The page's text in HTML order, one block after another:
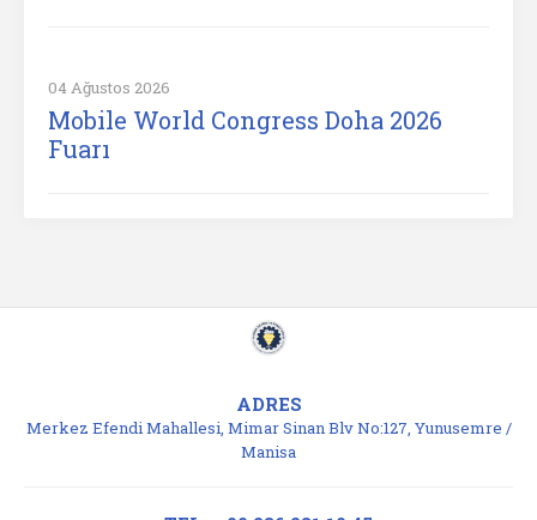
04 Ağustos 2026
Mobile World Congress Doha 2026
Fuarı
ADRES
Merkez Efendi Mahallesi, Mimar Sinan Blv No:127, Yunusemre /
Manisa